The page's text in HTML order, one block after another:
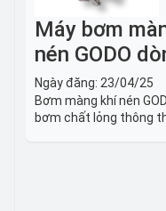
Máy bơm
nén GODO
Ngày đăng: 23/04/25
Bơm màng khí nén
bơm chất lỏng thông